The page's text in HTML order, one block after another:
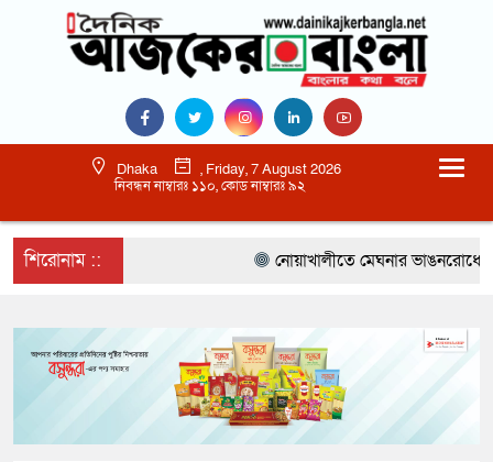
Dhaka
, Friday, 7 August 2026
নিবন্ধন নাম্বারঃ ১১০, কোড নাম্বারঃ ৯২
শিরোনাম :: নোয়াখালীতে মেঘনার ভাঙনরোধে